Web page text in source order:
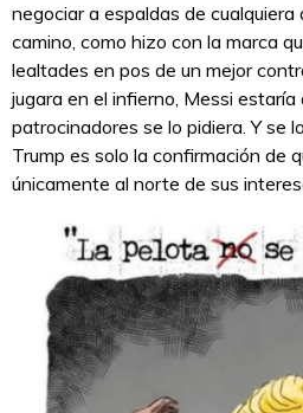
negociar a espaldas de cualquiera
camino, como hizo con la marca
lealtades en pos de un mejor
jugara en el infierno, Messi estaría
patrocinadores se lo pidiera. Y se
Trump es solo la confirmación de
únicamente al norte de sus